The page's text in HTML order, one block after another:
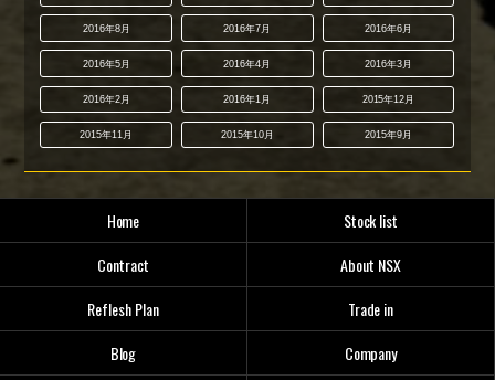
2016年8月 2016年7月 2016年6月
2016年5月 2016年4月 2016年3月
2016年2月 2016年1月 2015年12月
2015年11月 2015年10月 2015年9月
Home
Stock list
Contract
About NSX
Reflesh Plan
Trade in
Blog
Company